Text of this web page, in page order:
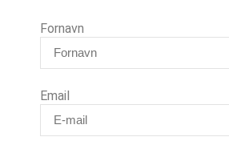
Fornavn
Email